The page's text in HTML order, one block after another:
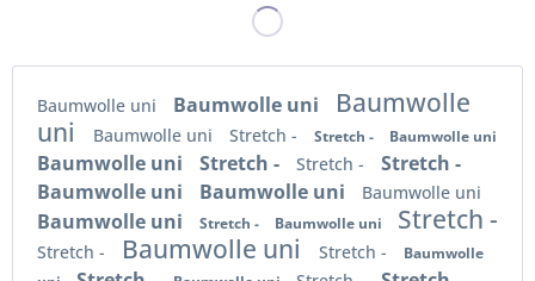
Baumwolle uni Baumwolle uni
Baumwolle
uni
Baumwolle uni Stretch - Stretch - Baumwolle uni
Baumwolle uni Stretch - Stretch -
Stretch -
Baumwolle uni
Baumwolle uni Baumwolle uni
Baumwolle uni Stretch - Baumwolle uni Stretch -
Stretch - Baumwolle uni Stretch -
Baumwolle